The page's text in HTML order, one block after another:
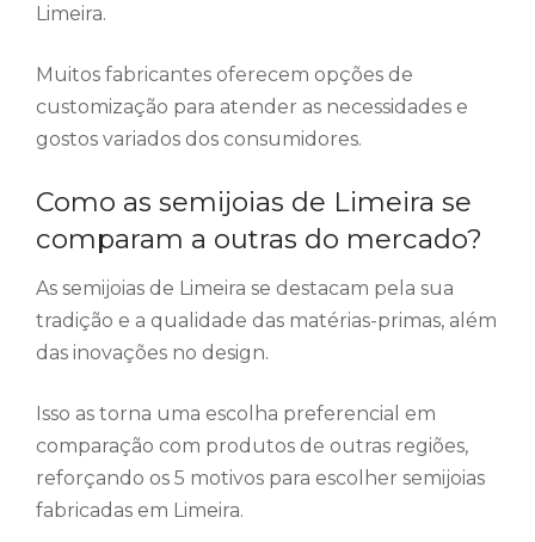
Limeira.
Muitos fabricantes oferecem opções de
customização para atender as necessidades e
gostos variados dos consumidores.
Como as semijoias de Limeira se
comparam a outras do mercado?
As semijoias de Limeira se destacam pela sua
tradição e a qualidade das matérias-primas, além
das inovações no design.
Isso as torna uma escolha preferencial em
comparação com produtos de outras regiões,
reforçando os 5 motivos para escolher semijoias
fabricadas em Limeira.